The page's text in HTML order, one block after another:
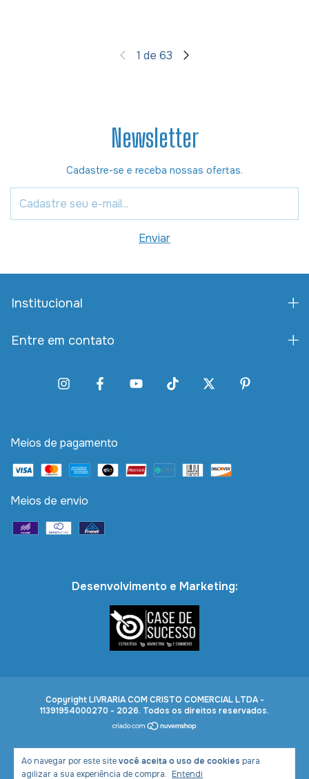
Ao navegar por este sitevocê aceita o uso de cookies para
agilizar a sua experiência de compra. Entendi
1 de 63
Newsletter
Cadastre-se e receba nossas ofertas.
Institucional
Entre em contato
Meios de pagamento
Meios de envio
Desenvolvimento e Marketing:
Copyright LIVRARIA COM CRISTO COMERCIAL LTDA -
11391954000270 - 2026. Todos os direitos reservados.